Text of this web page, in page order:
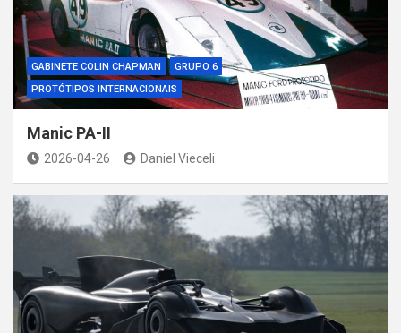
GABINETE COLIN CHAPMAN
GRUPO 6
PROTÓTIPOS INTERNACIONAIS
Manic PA-II
2026-04-26 Daniel Vieceli